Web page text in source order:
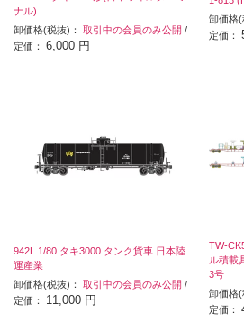
ナル)
卸価格(税抜)： 取引中の会員のみ公開 /
定価： 6,000 円
卸価格
定価：
942L 1/80 タキ3000 タンク貨車 日本陸
運産業
卸価格(税抜)： 取引中の会員のみ公開 /
定価： 11,000 円
TW-
ル積載
3号
卸価格
定価：